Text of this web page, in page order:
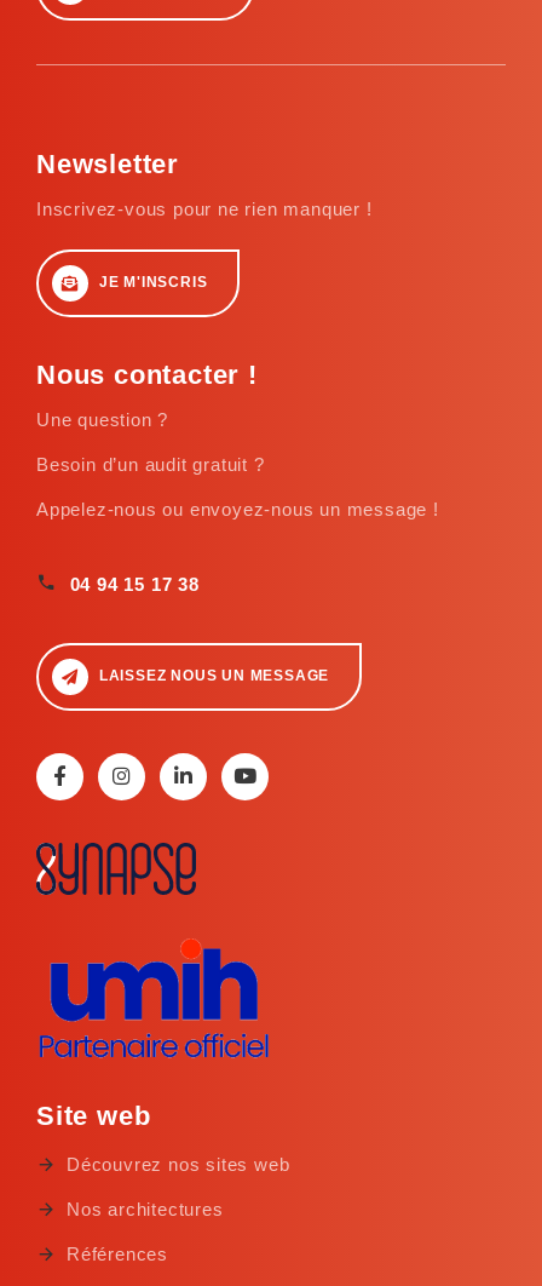
Newsletter
Inscrivez-vous pour ne rien manquer !
JE M'INSCRIS
Nous contacter !
Une question ?
Besoin d’un audit gratuit ?
Appelez-nous ou envoyez-nous un message !
04 94 15 17 38
LAISSEZ NOUS UN MESSAGE
Site web
Découvrez nos sites web
Nos architectures
Références